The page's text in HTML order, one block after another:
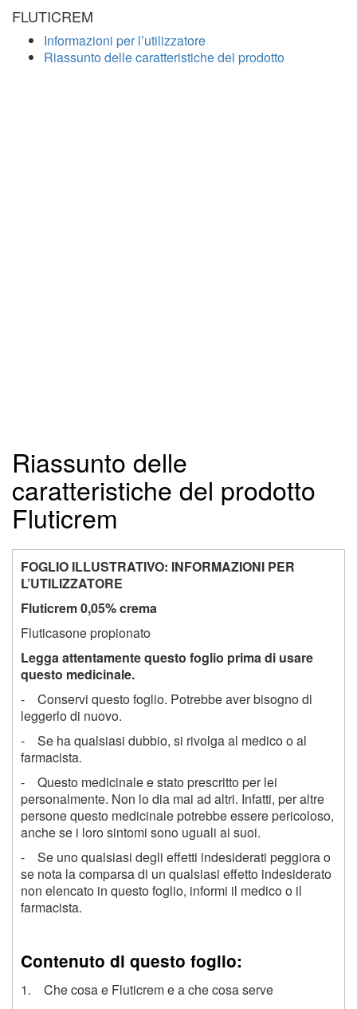
FLUTICREM
Informazioni per l’utilizzatore
Riassunto delle caratteristiche del prodotto
Riassunto delle
caratteristiche del prodotto
Fluticrem
FOGLIO ILLUSTRATIVO: INFORMAZIONI PER
L’UTILIZZATORE
Fluticrem 0,05% crema
Fluticasone propionato
Legga attentamente questo foglio prima di usare
questo medicinale.
- Conservi questo foglio. Potrebbe aver bisogno di
leggerlo di nuovo.
- Se ha qualsiasi dubbio, si rivolga al medico o al
farmacista.
- Questo medicinale e stato prescritto per lei
personalmente. Non lo dia mai ad altri. Infatti, per altre
persone questo medicinale potrebbe essere pericoloso,
anche se i loro sintomi sono uguali ai suoi.
- Se uno qualsiasi degli effetti indesiderati peggiora o
se nota la comparsa di un qualsiasi effetto indesiderato
non elencato in questo foglio, informi il medico o il
farmacista.
Contenuto di questo foglio:
1. Che cosa e Fluticrem e a che cosa serve